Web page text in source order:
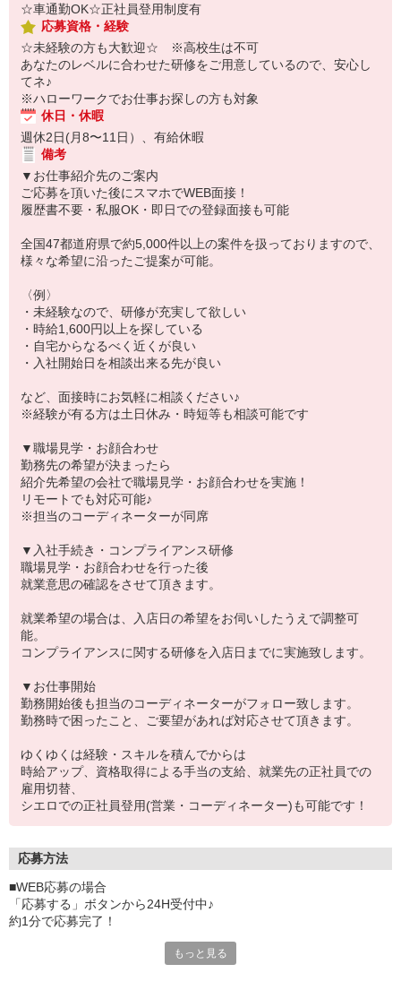
☆車通勤OK☆正社員登用制度有
応募資格・経験
☆未経験の方も大歓迎☆ ※高校生は不可
あなたのレベルに合わせた研修をご用意しているので、安心し
てネ♪
※ハローワークでお仕事お探しの方も対象
休日・休暇
週休2日(月8〜11日）、有給休暇
備考
▼お仕事紹介先のご案内
ご応募を頂いた後にスマホでWEB面接！
履歴書不要・私服OK・即日での登録面接も可能
全国47都道府県で約5,000件以上の案件を扱っておりますので、
様々な希望に沿ったご提案が可能。
〈例〉
・未経験なので、研修が充実して欲しい
・時給1,600円以上を探している
・自宅からなるべく近くが良い
・入社開始日を相談出来る先が良い
など、面接時にお気軽に相談ください♪
※経験が有る方は土日休み・時短等も相談可能です
▼職場見学・お顔合わせ
勤務先の希望が決まったら
紹介先希望の会社で職場見学・お顔合わせを実施！
リモートでも対応可能♪
※担当のコーディネーターが同席
▼入社手続き・コンプライアンス研修
職場見学・お顔合わせを行った後
就業意思の確認をさせて頂きます。
就業希望の場合は、入店日の希望をお伺いしたうえで調整可
能。
コンプライアンスに関する研修を入店日までに実施致します。
▼お仕事開始
勤務開始後も担当のコーディネーターがフォロー致します。
勤務時で困ったこと、ご要望があれば対応させて頂きます。
ゆくゆくは経験・スキルを積んでからは
時給アップ、資格取得による手当の支給、就業先の正社員での
雇用切替、
シエロでの正社員登用(営業・コーディネーター)も可能です！
応募方法
■WEB応募の場合
「応募する」ボタンから24H受付中♪
約1分で応募完了！
もっと見る